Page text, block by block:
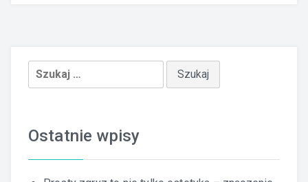
Szukaj:
Ostatnie wpisy